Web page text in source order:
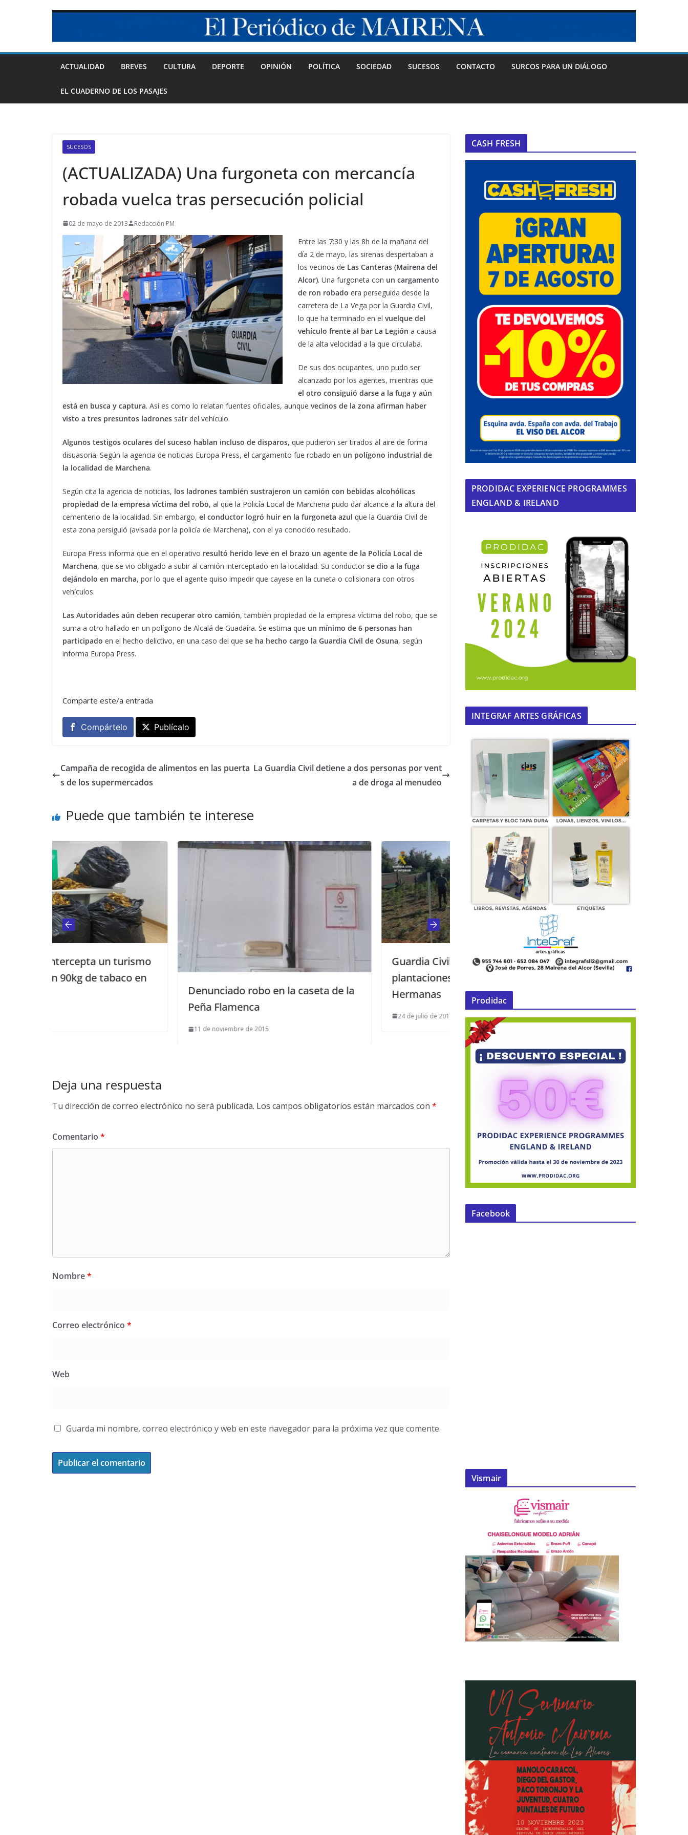
ACTUALIDAD BREVES CULTURA DEPORTE OPINIÓN POLÍTICA SOCIEDAD SUCESOS CONTACTO SURCOS PARA UN DIÁLOGO
EL CUADERNO DE LOS PASAJES
SUCESOS
(ACTUALIZADA) Una furgoneta con mercancía
robada vuelca tras persecución policial
02 de mayo de 2013 Redacción PM
Entre las 7:30 y las 8h de la mañana del
día 2 de mayo, las sirenas despertaban a
los vecinos de Las Canteras (Mairena del
Alcor). Una furgoneta con un cargamento
de ron robado era perseguida desde la
carretera de La Vega por la Guardia Civil,
lo que ha terminado en el vuelque del
vehículo frente al bar La Legión a causa
de la alta velocidad a la que circulaba.
De sus dos ocupantes, uno pudo ser
alcanzado por los agentes, mientras que
el otro consiguió darse a la fuga y aún
está en busca y captura. Así es como lo relatan fuentes oficiales, aunque vecinos de la zona afirman haber
visto a tres presuntos ladrones salir del vehículo.
Algunos testigos oculares del suceso hablan incluso de disparos, que pudieron ser tirados al aire de forma
disuasoria. Según la agencia de noticias Europa Press, el cargamento fue robado en un polígono industrial de
la localidad de Marchena.
Según cita la agencia de noticias, los ladrones también sustrajeron un camión con bebidas alcohólicas
propiedad de la empresa víctima del robo, al que la Policía Local de Marchena pudo dar alcance a la altura del
cementerio de la localidad. Sin embargo, el conductor logró huir en la furgoneta azul que la Guardia Civil de
esta zona persiguió (avisada por la policía de Marchena), con el ya conocido resultado.
Europa Press informa que en el operativo resultó herido leve en el brazo un agente de la Policía Local de
Marchena, que se vio obligado a subir al camión interceptado en la localidad. Su conductor se dio a la fuga
dejándolo en marcha, por lo que el agente quiso impedir que cayese en la cuneta o colisionara con otros
vehículos.
Las Autoridades aún deben recuperar otro camión, también propiedad de la empresa víctima del robo, que se
suma a otro hallado en un polígono de Alcalá de Guadaíra. Se estima que un mínimo de 6 personas han
participado en el hecho delictivo, en una caso del que se ha hecho cargo la Guardia Civil de Osuna, según
informa Europa Press.
Comparte este/a entrada
Compártelo Publícalo
Campaña de recogida de alimentos en las puerta
s de los supermercados
La Guardia Civil detiene a dos personas por vent
a de droga al menudeo
Puede que también te interese
Denunciado robo en la caseta de la
Guardia Civil desmantela 2
plantaciones de marihuana en Dos
Hermanas
Guardia Civil intercepta un turismo
hoja
24 de abril de 2017
Deja una respuesta
Tu dirección de correo electrónico no será publicada. Los campos obligatorios están marcados con *
Comentario *
Nombre*
Correo electrónico *
Web
Guarda mi nombre, correo electrónico y web en este navegador para la próxima vez que comente.
CASH FRESH
PRODIDAC EXPERIENCE PROGRAMMES
ENGLAND & IRELAND
INTEGRAF ARTES GRÁFICAS
Prodidac
Facebook
Vismair